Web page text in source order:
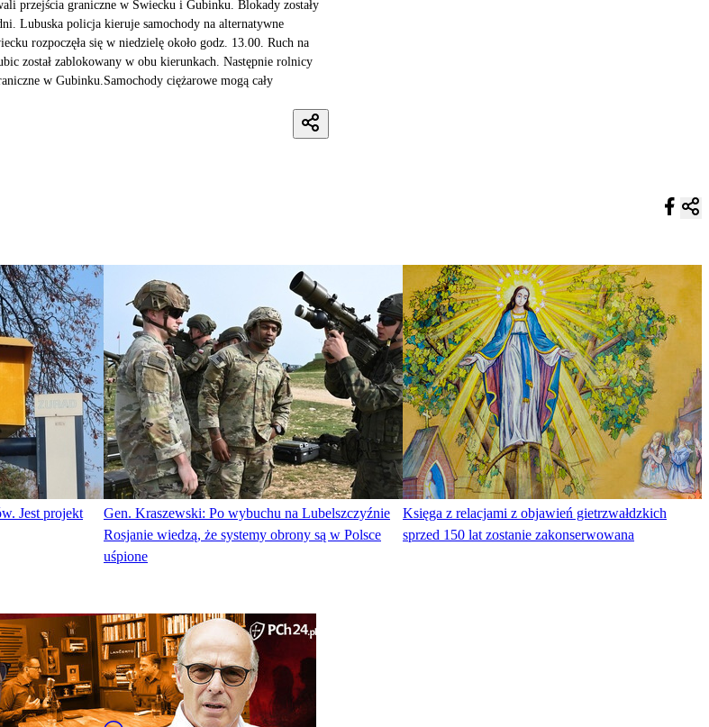
przejścia graniczne w Świecku i Gubinku. Blokady zostały
Lubuska policja kieruje samochody na alternatywne
rozpoczęła się w niedzielę około godz. 13.00. Ruch na
został zablokowany w obu kierunkach. Następnie rolnicy
w Gubinku.Samochody ciężarowe mogą cały
Jest projekt
Gen. Kraszewski: Po wybuchu na Lubelszczyźnie
Rosjanie wiedzą, że systemy obrony są w Polsce
uśpione
Księga z relacjami z objawień gietrzwałdzkich
sprzed 150 lat zostanie zakonserwowana